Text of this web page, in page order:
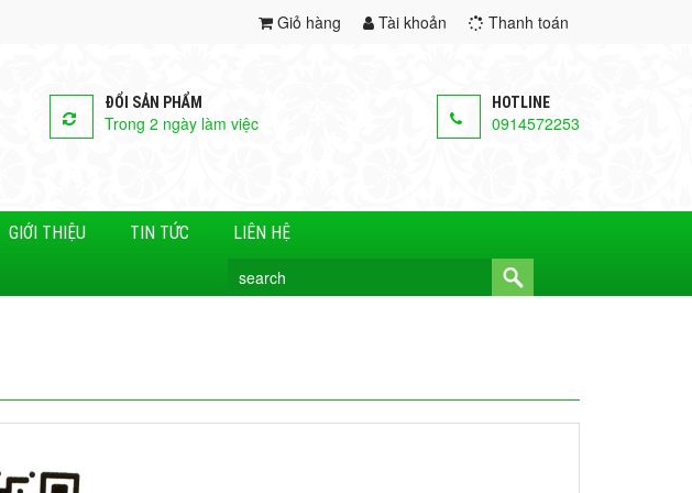
Giỏ hàng Tài khoản Thanh toán
ĐỔI SẢN PHẨM
Trong 2 ngày làm việc
HOTLINE
0914572253
GIỚI THIỆU TIN TỨC LIÊN HỆ